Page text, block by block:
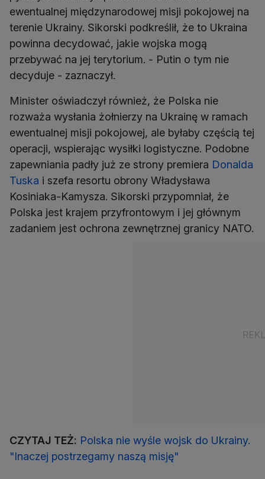
ewentualnej międzynarodowej misji pokojowej na
terenie Ukrainy. Sikorski podkreślił, że to Ukraina
powinna decydować, jakie wojska mogą
przebywać na jej terytorium. - Putin o tym nie
decyduje - zaznaczył.
Minister oświadczył również, że Polska nie
rozważa wysłania żołnierzy na Ukrainę w ramach
ewentualnej misji pokojowej, ale byłaby częścią tej
operacji, wspierając wysiłki logistyczne. Podobne
zapewniania padły już ze strony premiera Donalda
Tuska i szefa resortu obrony Władysława
Kosiniaka-Kamysza. Sikorski przypomniał, że
Polska jest krajem przyfrontowym i jej głównym
zadaniem jest ochrona zewnętrznej granicy NATO.
CZYTAJ TEŻ: Polska nie wyśle wojsk do Ukrainy.
"Inaczej postrzegamy naszą misję"